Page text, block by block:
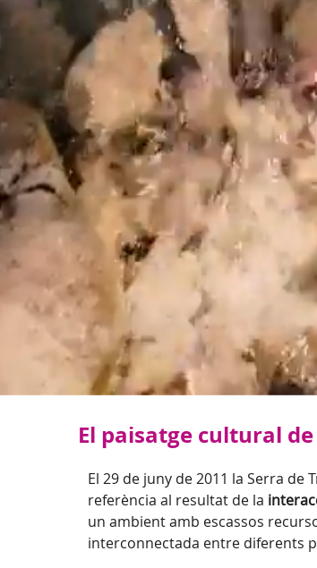
El paisatge cultural
El 29 de juny de 2011 la Serra
referència al resultat de la
un ambient amb escassos
interconnectada entre diferents